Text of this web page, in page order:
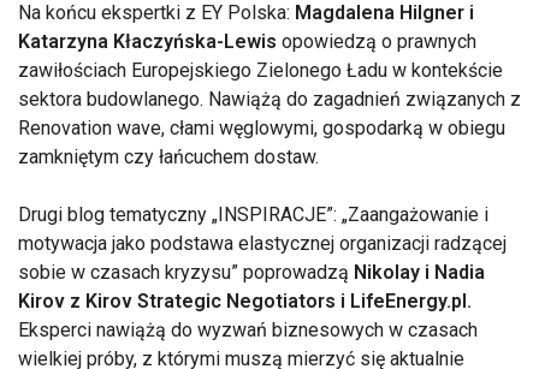
Na końcu ekspertki z EY Polska: Magdalena Hilgner i
Katarzyna Kłaczyńska-Lewis opowiedzą o prawnych
zawiłościach Europejskiego Zielonego Ładu w kontekście
sektora budowlanego. Nawiążą do zagadnień związanych z
Renovation wave, cłami węglowymi, gospodarką w obiegu
zamkniętym czy łańcuchem dostaw.
Drugi blog tematyczny „INSPIRACJE”: „Zaangażowanie i
motywacja jako podstawa elastycznej organizacji radzącej
sobie w czasach kryzysu” poprowadzą Nikolay i Nadia
Kirov z Kirov Strategic Negotiators i LifeEnergy.pl.
Eksperci nawiążą do wyzwań biznesowych w czasach
wielkiej próby, z którymi muszą mierzyć się aktualnie